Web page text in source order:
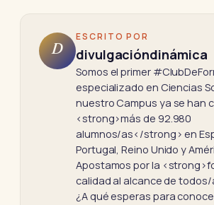
D
ESCRITO POR
divulgacióndinámica
Somos el primer
especializado en Ciencias
nuestro Campus ya se han
<strong>más de 92.980
alumnos/as</strong> en
Portugal, Reino Unido y
Apostamos por la
calidad al alcance de
¿A qué esperas para